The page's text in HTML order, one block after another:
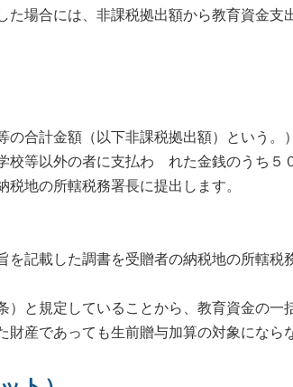
場合には、非課税拠出額から教育資金
合計金額（以下非課税拠出額）という
等以外の者に支払わ れた金銭のうち５
地の所轄税務署長に提出します。
記載した調書を受贈者の納税地の所轄税
と規定していることから、教育資金の一
産であっても生前贈与加算の対象になら